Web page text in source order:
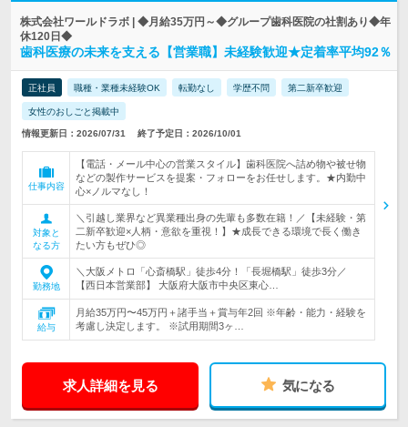
株式会社ワールドラボ | ◆月給35万円～◆グループ歯科医院の社割あり◆年
休120日◆
歯科医療の未来を支える【営業職】未経験歓迎★定着率平均92％
正社員 職種・業種未経験OK 転勤なし 学歴不問 第二新卒歓迎
女性のおしごと掲載中
情報更新日：2026/07/31 終了予定日：2026/10/01
仕事内容
【電話・メール中心の営業スタイル】歯科医院へ詰め物や被せ物
などの製作サービスを提案・フォローをお任せします。★内勤中
心×ノルマなし！
対象と
なる方
＼引越し業界など異業種出身の先輩も多数在籍！／【未経験・第
二新卒歓迎×人柄・意欲を重視！】★成長できる環境で長く働き
たい方もぜひ◎
勤務地
＼大阪メトロ「心斎橋駅」徒歩4分！「長堀橋駅」徒歩3分／
【西日本営業部】 大阪府大阪市中央区東心…
給与
月給35万円〜45万円＋諸手当＋賞与年2回 ※年齢・能力・経験を
考慮し決定します。 ※試用期間3ヶ…
求人詳細を見る 気になる